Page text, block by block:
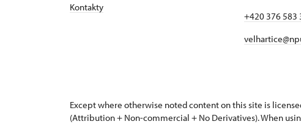
Kontakty
+420 376 583
Except where otherwise noted content on this site is
(Attribution + Non-commercial + No Derivatives). When